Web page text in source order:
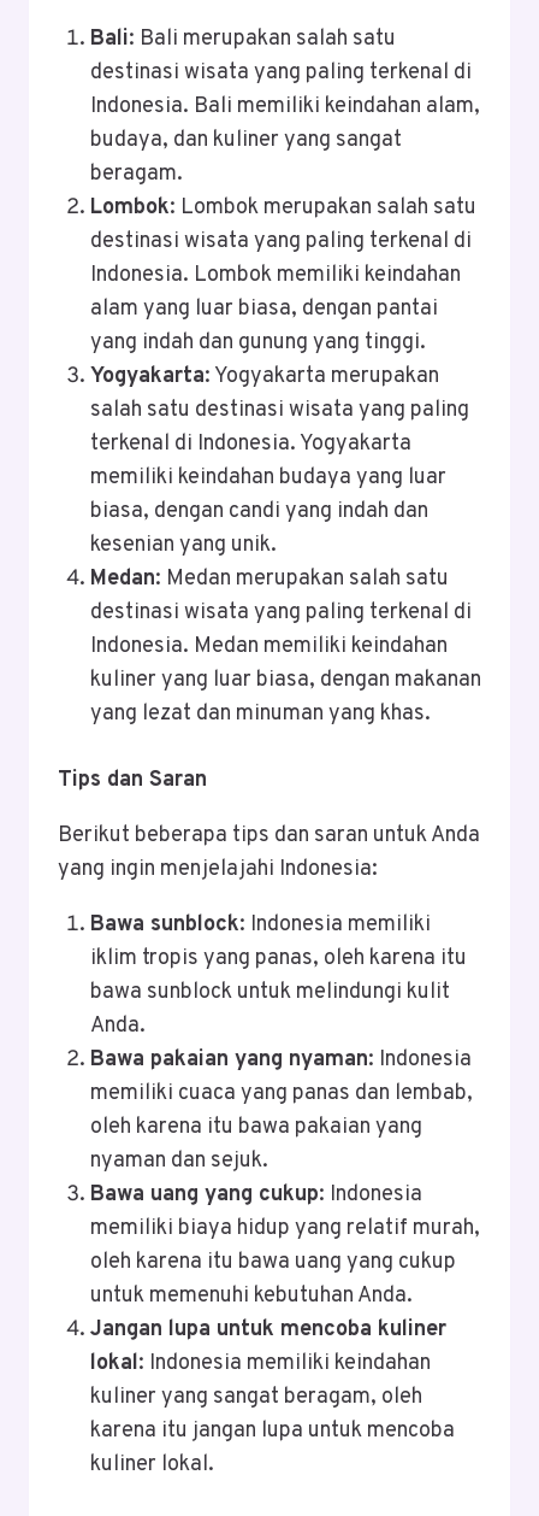
Bali: Bali merupakan salah satu
destinasi wisata yang paling terkenal di
Indonesia. Bali memiliki keindahan alam,
budaya, dan kuliner yang sangat
beragam.
Lombok: Lombok merupakan salah satu
destinasi wisata yang paling terkenal di
Indonesia. Lombok memiliki keindahan
alam yang luar biasa, dengan pantai
yang indah dan gunung yang tinggi.
Yogyakarta: Yogyakarta merupakan
salah satu destinasi wisata yang paling
terkenal di Indonesia. Yogyakarta
memiliki keindahan budaya yang luar
biasa, dengan candi yang indah dan
kesenian yang unik.
Medan: Medan merupakan salah satu
destinasi wisata yang paling terkenal di
Indonesia. Medan memiliki keindahan
kuliner yang luar biasa, dengan makanan
yang lezat dan minuman yang khas.
Tips dan Saran
Berikut beberapa tips dan saran untuk Anda
yang ingin menjelajahi Indonesia:
Bawa sunblock: Indonesia memiliki
iklim tropis yang panas, oleh karena itu
bawa sunblock untuk melindungi kulit
Anda.
Bawa pakaian yang nyaman: Indonesia
memiliki cuaca yang panas dan lembab,
oleh karena itu bawa pakaian yang
nyaman dan sejuk.
Bawa uang yang cukup: Indonesia
memiliki biaya hidup yang relatif murah,
oleh karena itu bawa uang yang cukup
untuk memenuhi kebutuhan Anda.
Jangan lupa untuk mencoba kuliner
lokal: Indonesia memiliki keindahan
kuliner yang sangat beragam, oleh
karena itu jangan lupa untuk mencoba
kuliner lokal.